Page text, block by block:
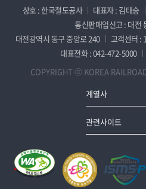
상호 : 한국철도공사 대표자 : 김태승
통신판매업신고 : 대전
대전광역시 동구 중앙로 240
고객센터 :
대표전화 : 042-472-5000
COPYRIGHT ⓒ KOREA
계열사
관련사이트